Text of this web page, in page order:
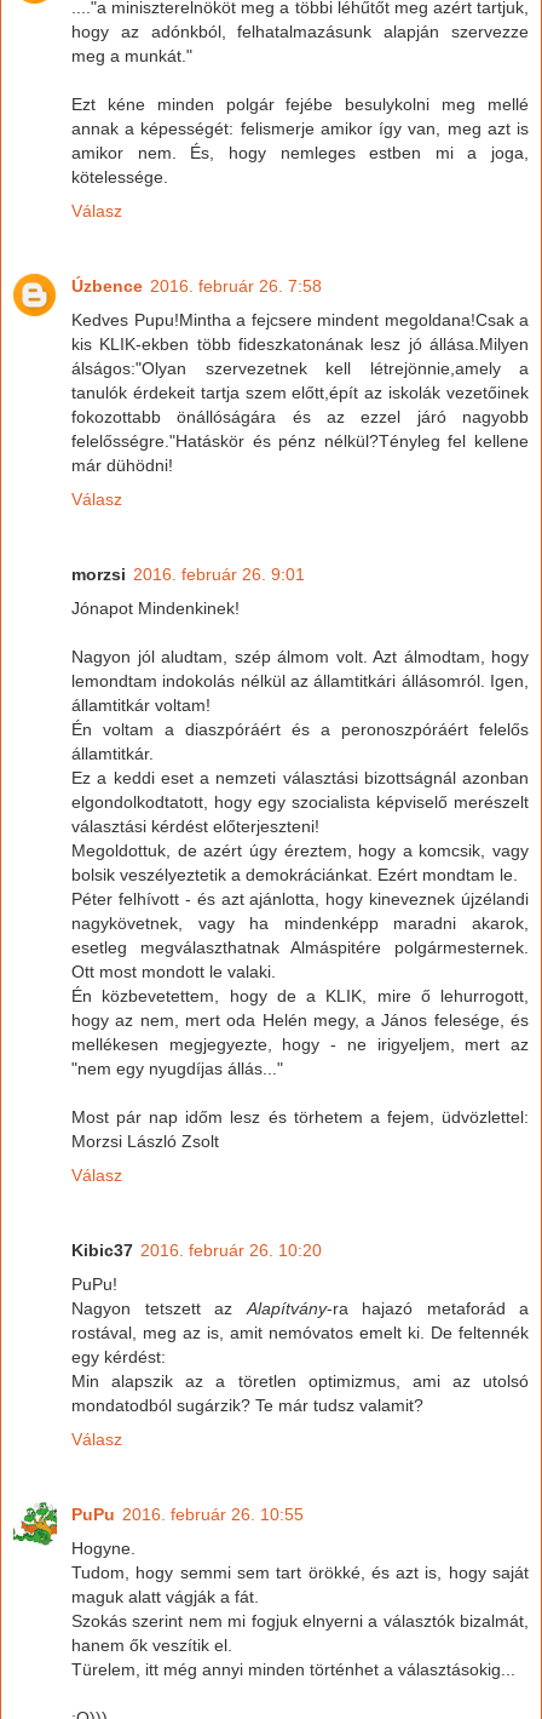
...."a miniszterelnököt meg a többi léhűtőt meg azért tartjuk,
hogy az adónkból, felhatalmazásunk alapján szervezze
meg a munkát."
Ezt kéne minden polgár fejébe besulykolni meg mellé
annak a képességét: felismerje amikor így van, meg azt is
amikor nem. És, hogy nemleges estben mi a joga,
kötelessége.
Válasz
Úzbence 2016. február 26. 7:58
Kedves Pupu!Mintha a fejcsere mindent megoldana!Csak a
kis KLIK-ekben több fideszkatonának lesz jó állása.Milyen
álságos:"Olyan szervezetnek kell létrejönnie,amely a
tanulók érdekeit tartja szem előtt,épít az iskolák vezetőinek
fokozottabb önállóságára és az ezzel járó nagyobb
felelősségre."Hatáskör és pénz nélkül?Tényleg fel kellene
már dühödni!
Válasz
morzsi 2016. február 26. 9:01
Jónapot Mindenkinek!
Nagyon jól aludtam, szép álmom volt. Azt álmodtam, hogy
lemondtam indokolás nélkül az államtitkári állásomról. Igen,
államtitkár voltam!
Én voltam a diaszpóráért és a peronoszpóráért felelős
államtitkár.
Ez a keddi eset a nemzeti választási bizottságnál azonban
elgondolkodtatott, hogy egy szocialista képviselő merészelt
választási kérdést előterjeszteni!
Megoldottuk, de azért úgy éreztem, hogy a komcsik, vagy
bolsik veszélyeztetik a demokráciánkat. Ezért mondtam le.
Péter felhívott - és azt ajánlotta, hogy kineveznek újzélandi
nagykövetnek, vagy ha mindenképp maradni akarok,
esetleg megválaszthatnak Almáspitére polgármesternek.
Ott most mondott le valaki.
Én közbevetettem, hogy de a KLIK, mire ő lehurrogott,
hogy az nem, mert oda Helén megy, a János felesége, és
mellékesen megjegyezte, hogy - ne irigyeljem, mert az
"nem egy nyugdíjas állás..."
Most pár nap időm lesz és törhetem a fejem, üdvözlettel:
Morzsi László Zsolt
Válasz
Kibic37 2016. február 26. 10:20
PuPu!
Nagyon tetszett az Alapítvány-ra hajazó metaforád a
rostával, meg az is, amit nemóvatos emelt ki. De feltennék
egy kérdést:
Min alapszik az a töretlen optimizmus, ami az utolsó
mondatodból sugárzik? Te már tudsz valamit?
Válasz
PuPu 2016. február 26. 10:55
Hogyne.
Tudom, hogy semmi sem tart örökké, és azt is, hogy saját
maguk alatt vágják a fát.
Szokás szerint nem mi fogjuk elnyerni a választók bizalmát,
hanem ők veszítik el.
Türelem, itt még annyi minden történhet a választásokig...